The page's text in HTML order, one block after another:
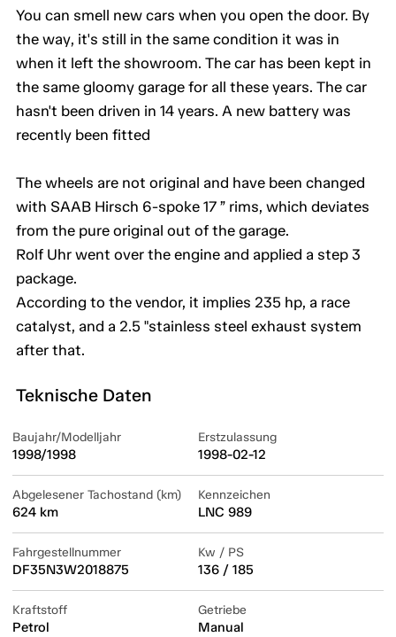
You can smell new cars when you open the door. By
the way, it's still in the same condition it was in
when it left the showroom. The car has been kept in
the same gloomy garage for all these years. The car
hasn't been driven in 14 years. A new battery was
recently been fitted
The wheels are not original and have been changed
with SAAB Hirsch 6-spoke 17 ” rims, which deviates
from the pure original out of the garage.
Rolf Uhr went over the engine and applied a step 3
package.
According to the vendor, it implies 235 hp, a race
catalyst, and a 2.5 "stainless steel exhaust system
after that.
Teknische Daten
Baujahr/Modelljahr
1998/1998
Erstzulassung
1998-02-12
Abgelesener Tachostand (km)
624 km
Kennzeichen
LNC 989
Fahrgestellnummer
DF35N3W2018875
Kw / PS
136 / 185
Kraftstoff
Petrol
Getriebe
Manual